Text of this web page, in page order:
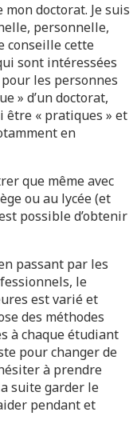
doctorat. Je suis
personnelle,
conseille cette
sont intéressées
les personnes
» d’un doctorat,
être « pratiques » et
en
que même avec
ou au lycée (et
possible d’obtenir
passant par les
le
est varié et
des méthodes
à chaque étudiant
pour changer de
à prendre
suite garder le
pendant et